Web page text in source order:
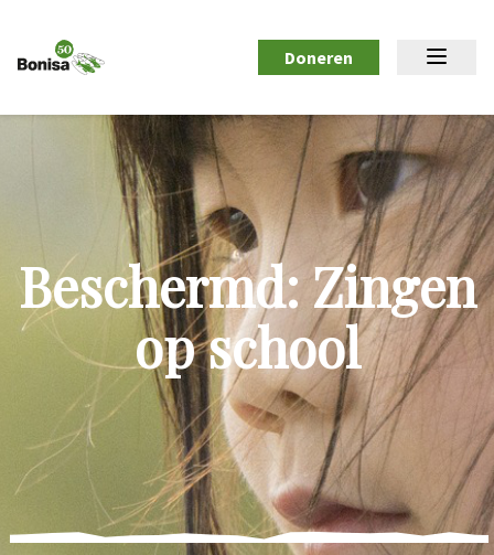
Doneren
Beschermd: Zingen
op school